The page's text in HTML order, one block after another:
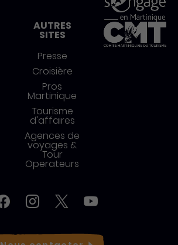
AUTRES
SITES
Presse
Croisière
Pros
Martinique
Tourisme
d'affaires
Agences de
voyages &
Tour
Operateurs
FacebookInstagramTwitterYouTube